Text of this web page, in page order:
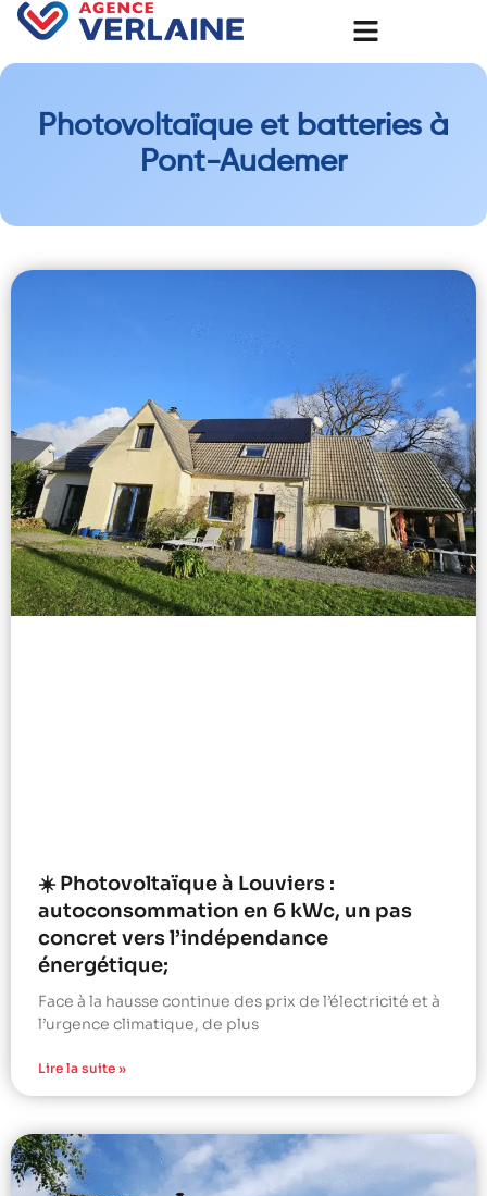
Photovoltaïque et batteries à
Pont-Audemer
☀️ Photovoltaïque à Louviers :
autoconsommation en 6 kWc, un pas
concret vers l’indépendance
énergétique;
Face à la hausse continue des prix de l’électricité et à
l’urgence climatique, de plus
Lire la suite »